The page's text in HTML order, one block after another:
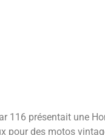
116 présentait une
pour des motos